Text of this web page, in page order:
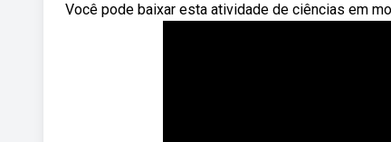
Você pode baixar esta atividade de ciências em